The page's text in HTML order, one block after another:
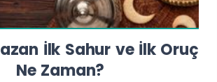
İlk Sahur ve İlk Oruç
Ne Zaman?